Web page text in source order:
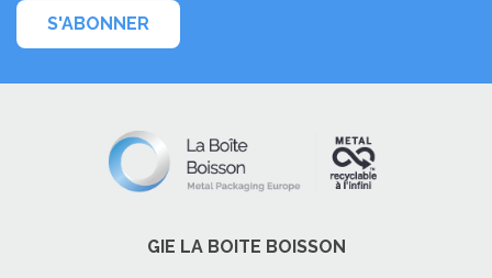
S'ABONNER
GIE LA BOITE BOISSON